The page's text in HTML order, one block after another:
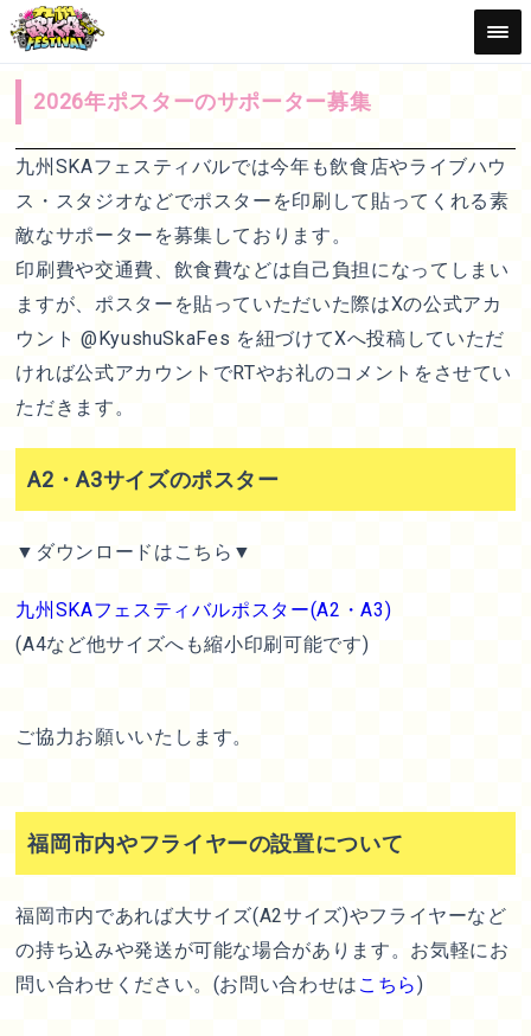
2026年ポスターのサポーター募集
九州SKAフェスティバルでは今年も飲食店やライブハウ
ス・スタジオなどでポスターを印刷して貼ってくれる素
敵なサポーターを募集しております。
印刷費や交通費、飲食費などは自己負担になってしまい
ますが、ポスターを貼っていただいた際はXの公式アカ
ウント @KyushuSkaFes を紐づけてXへ投稿していただ
ければ公式アカウントでRTやお礼のコメントをさせてい
ただきます。
A2・A3サイズのポスター
▼ダウンロードはこちら▼
九州SKAフェスティバルポスター(A2・A3)
(A4など他サイズへも縮小印刷可能です)
ご協力お願いいたします。
福岡市内やフライヤーの設置について
福岡市内であれば大サイズ(A2サイズ)やフライヤーなど
の持ち込みや発送が可能な場合があります。お気軽にお
問い合わせください。(お問い合わせは こちら)